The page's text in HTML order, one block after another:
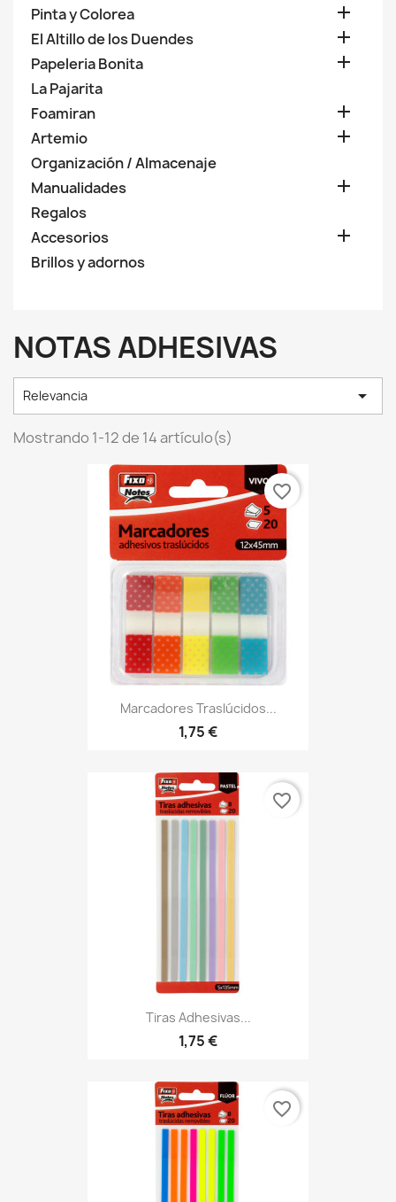
Pinta y Colorea

El Altillo de los Duendes 
Papeleria Bonita 
La Pajarita
Foamiran

Artemio 
Organización / Almacenaje
Manualidades

Regalos
Accesorios

Brillos y adornos
NOTAS ADHESIVAS
Relevancia 
Mostrando 1-12 de 14 artículo(s)
Marcadores Traslúcidos...
1,75 €
favorite_border
Tiras Adhesivas...
1,75 €
favorite_border
favorite_border